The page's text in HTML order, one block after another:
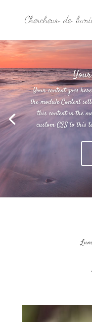
Your content goes
the module Content
this content in the
custom CSS to this